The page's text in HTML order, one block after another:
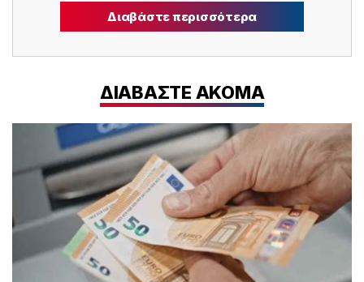
Διαβάστε περισσότερα
ΔΙΑΒΑΣΤΕ ΑΚΟΜΑ